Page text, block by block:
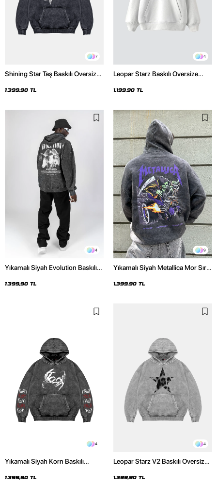
7
Shining Star Taş Baskılı Oversize
Hoodie
1.399,90 TL
4
Leopar Starz Baskılı Oversize
1.199,90 TL
4
Yıkamalı Siyah Evolution Baskılı
Hoodie
1.399,90 TL
9
Yıkamalı Siyah Metallica Mor Sırt
Hoodie
1.399,90 TL
4
Yıkamalı Siyah Korn Baskılı
1.399,90 TL
4
Leopar Starz V2 Baskılı Oversize
Hoodie
1.399,90 TL